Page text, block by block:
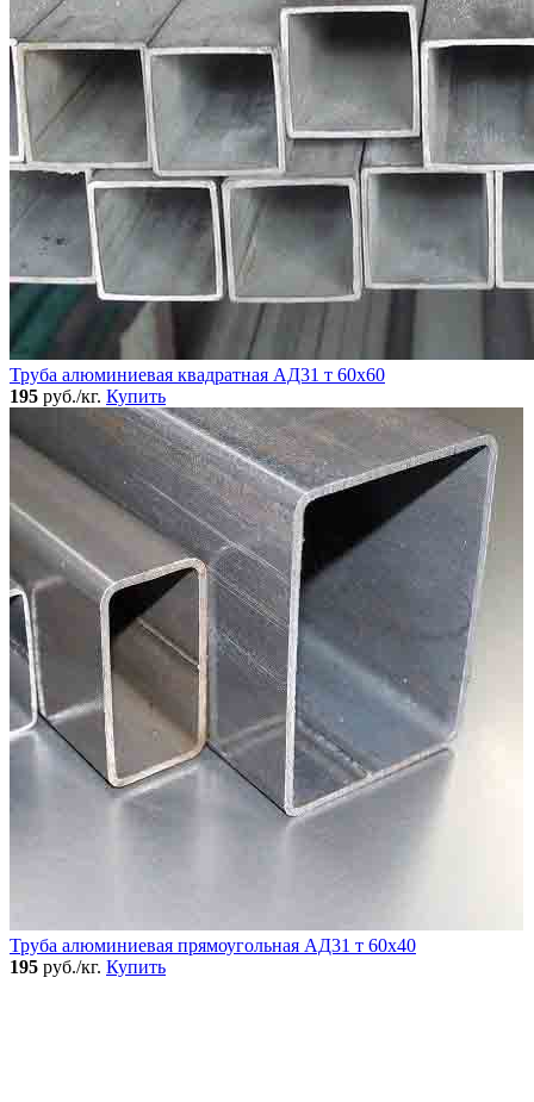
Труба алюминиевая квадратная АД31 т 60х60
195 руб./кг. Купить
Труба алюминиевая прямоугольная АД31 т 60х40
195 руб./кг. Купить